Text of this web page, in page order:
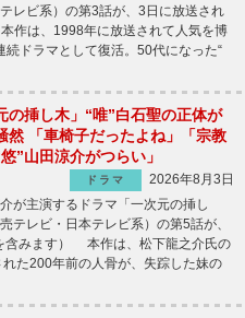
レビ系）の第3話が、3日に放送され
作は、1998年に放送されて人気を博
ドラマとして復活。50代になった“
の挿し木」“唯”白石聖の正体が
然 「車椅子だったよね」「宗教
”山田涼介がつらい」
ドラマ
2026年8月3日
が主演するドラマ「一次元の挿し
テレビ・日本テレビ系）の第5話が、
含みます） 本作は、松下龍之介氏の
た200年前の人骨が、失踪した妹の